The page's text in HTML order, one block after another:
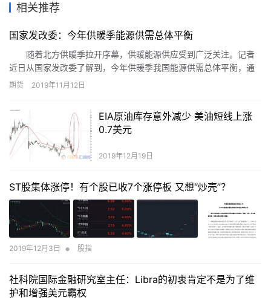
相关推荐
国家发改委：今年供暖季能源供需总体平衡
随着北方供暖季拉开序幕，供暖能源供应受到广泛关注。记者
近日从国家发改委了解到，今年供暖季我国能源供需总体平衡，通
过前期充分扎实的保供工作，以及供暖季期间针对性加大调节和保
期货 2019年11月12日
EIA原油库存意外减少 美油短线上涨
0.7美元
2019年12月19日
ST股集体涨停！有个股已收7个涨停板 又想“炒壳”？
2019年12月3日 • 股指
社科院国际金融研究室主任：Libra的初衷肯定不是为了维
护和增强美元霸权